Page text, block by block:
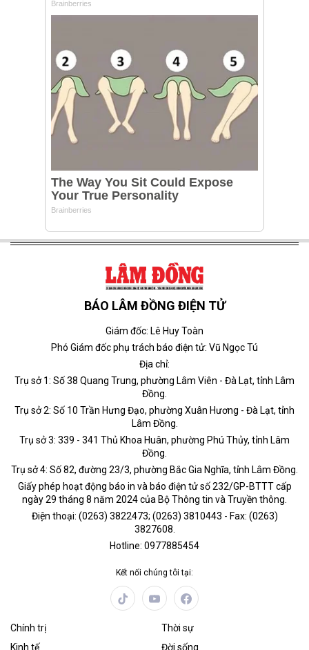
BÁO LÂM ĐỒNG ĐIỆN TỬ
Giám đốc: Lê Huy Toàn
Phó Giám đốc phụ trách báo điện tử: Vũ Ngọc Tú
Địa chỉ:
Trụ sở 1: Số 38 Quang Trung, phường Lâm Viên - Đà Lạt, tỉnh Lâm
Đồng.
Trụ sở 2: Số 10 Trần Hưng Đạo, phường Xuân Hương - Đà Lạt, tỉnh
Lâm Đồng.
Trụ sở 3: 339 - 341 Thủ Khoa Huân, phường Phú Thủy, tỉnh Lâm
Đồng.
Trụ sở 4: Số 82, đường 23/3, phường Bắc Gia Nghĩa, tỉnh Lâm Đồng.
Giấy phép hoạt động báo in và báo điện tử số 232/GP-BTTT cấp
ngày 29 tháng 8 năm 2024 của Bộ Thông tin và Truyền thông.
Điện thoại: (0263) 3822473; (0263) 3810443 - Fax: (0263)
3827608.
Hotline: 0977885454
Kết nối chúng tôi tại:
Chính trị
Thời sự
Kinh tế
Đời sống